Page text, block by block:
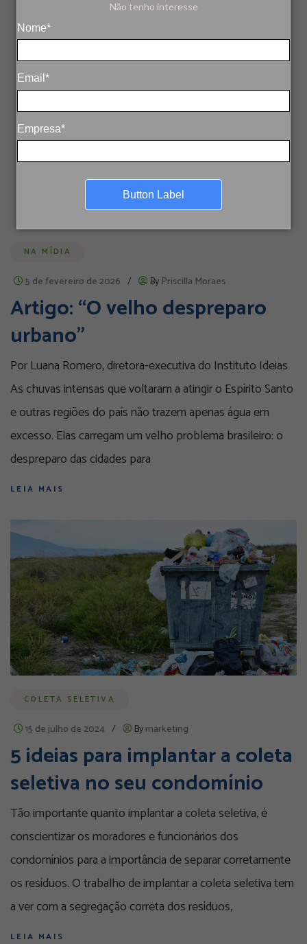
Não tenho interesse
Nome*
Email*
Empresa*
Button Label
NA MÍDIA
5 de fevereiro de 2026 / By Priscilla Moraes
Artigo: “O velho despreparo
urbano”
Por Luana Romero, diretora-executiva do Instituto Ideias
As chuvas intensas que voltaram a atingir o Espírito Santo
e outras regiões do país não trazem apenas água em
excesso. Elas carregam um velho problema brasileiro: o
despreparo das cidades para
LEIA MAIS
COLETA SELETIVA
15 de julho de 2024 / Bymarketing
5 ideias para implantar a coleta
seletiva no seu condomínio
Tão importante quanto implantar a coleta seletiva, é
conscientizar os moradores e funcionários dos
condomínios para a importância de separar corretamente
os resíduos. O trabalho de implantar a coleta seletiva tem
a ver com a segregação correta dos resíduos,
LEIA MAIS